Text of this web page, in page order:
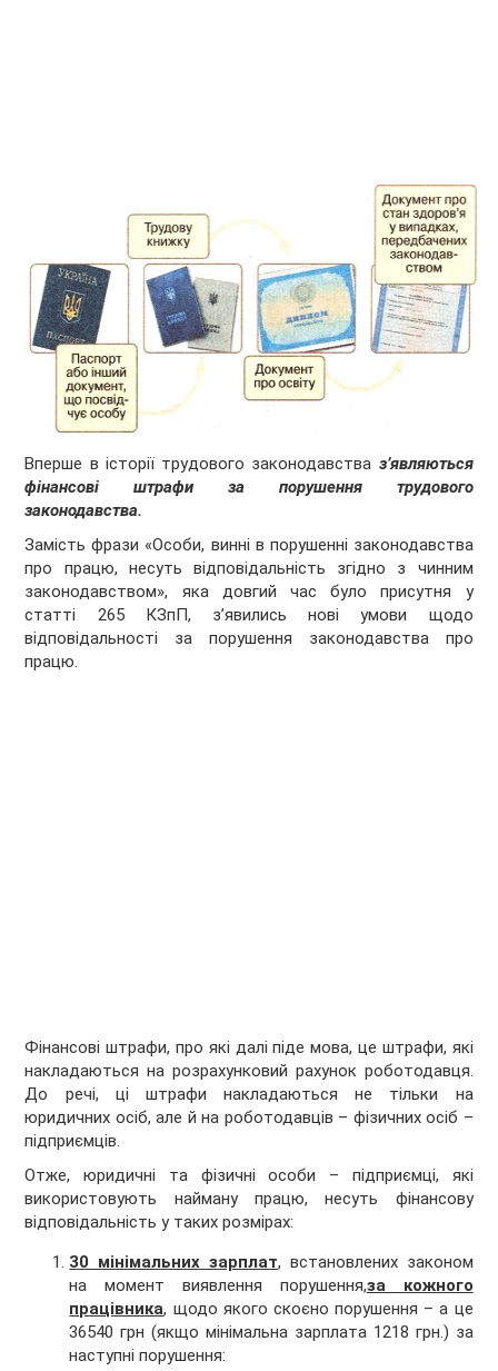
Вперше в історії трудового законодавства з’являються
фінансові штрафи за порушення трудового
законодавства.
Замість фрази «Особи, виннi в порушеннi законодавства
про працю, несуть вiдповiдальнiсть згiдно з чинним
законодавством», яка довгий час було присутня у
статті 265 КЗпП, з’явились нові умови щодо
відповідальності за порушення законодавства про
працю.
Фінансові штрафи, про які далі піде мова, це штрафи, які
накладаються на розрахунковий рахунок роботодавця.
До речі, ці штрафи накладаються не тільки на
юридичних осіб, але й на роботодавців – фізичних осіб –
підприємців.
Отже, юридичні та фізичні особи – підприємці, які
використовують найману працю, несуть фінансову
відповідальність у таких розмірах:
30 мінімальних зарплат, встановлених законом
на момент виявлення порушення,за кожного
працівника, щодо якого скоєно порушення – а це
36540 грн (якщо мінімальна зарплата 1218 грн.) за
наступні порушення: